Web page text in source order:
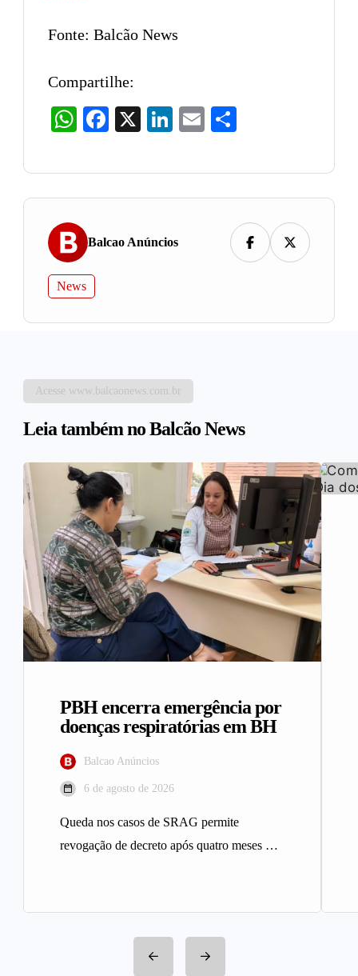
Fonte: Balcão News
Compartilhe:
WhatsAppFacebook LinkedIn
Email
Balcao Anúncios
News
Acesse www.balcaonews.com.br
Leia também no Balcão News
PBH encerra emergência por
doenças respiratórias em BH
Balcao Anúncios
6 de agosto de 2026
Queda nos casos de SRAG permite
revogação de decreto após quatro meses A